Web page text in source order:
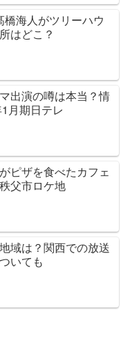
橋海人がツリーハウ
はどこ？
出演の噂は本当？情
月期日テレ
ピザを食べたカフェ
父市ロケ地
域は？関西での放送
いても